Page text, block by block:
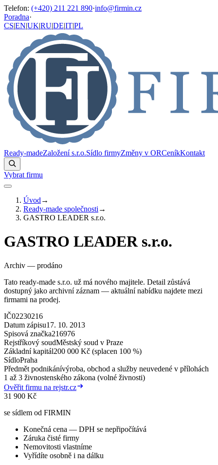
Telefon: (+420) 211 221 890·info@firmin.cz
Poradna·
CS|EN|UK|RU|DE|IT|PL
Ready-madeZaložení s.r.o.Sídlo firmyZměny v ORCeníkKontakt
Vybrat firmu
Úvod →
Ready-made společnosti →
GASTRO LEADER s.r.o.
GASTRO LEADER s.r.o.
Archiv — prodáno
Tato ready-made s.r.o. už má nového majitele. Detail zůstává
dostupný jako archivní záznam — aktuální nabídku najdete mezi
firmami na prodej.
IČ02230216
Datum zápisu17. 10. 2013
Spisová značka216976
Rejstříkový soudMěstský soud v Praze
Základní kapitál200 000 Kč (splacen 100 %)
SídloPraha
Předmět podnikánívýroba, obchod a služby neuvedené v přílohách
1 až 3 živnostenského zákona (volné živnosti)
Ověřit firmu na rejstr.cz
31 900 Kč
se sídlem od FIRMIN
Konečná cena — DPH se nepřipočítává
Záruka čisté firmy
Nemovitosti vlastníme
Vyřídíte osobně i na dálku